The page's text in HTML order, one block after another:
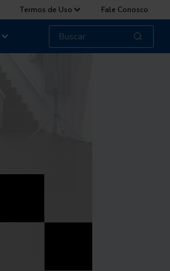
Termos de Uso Fale Conosco